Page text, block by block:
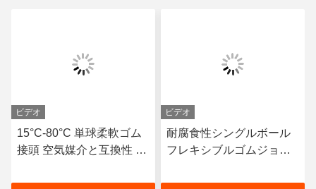
ビデオ
15°C-80°C 単球柔軟ゴム
接頭 空気媒介と互換性 長
性
ビデオ
耐腐食性シングルボール
フレキシブルゴムジョイ
おける動き補償に適した